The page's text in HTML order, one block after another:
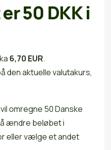
50 DKK i
6,70 EUR.
den aktuelle valutakurs,
omregne 50 Danske
ændre beløbet i
eller vælge et andet